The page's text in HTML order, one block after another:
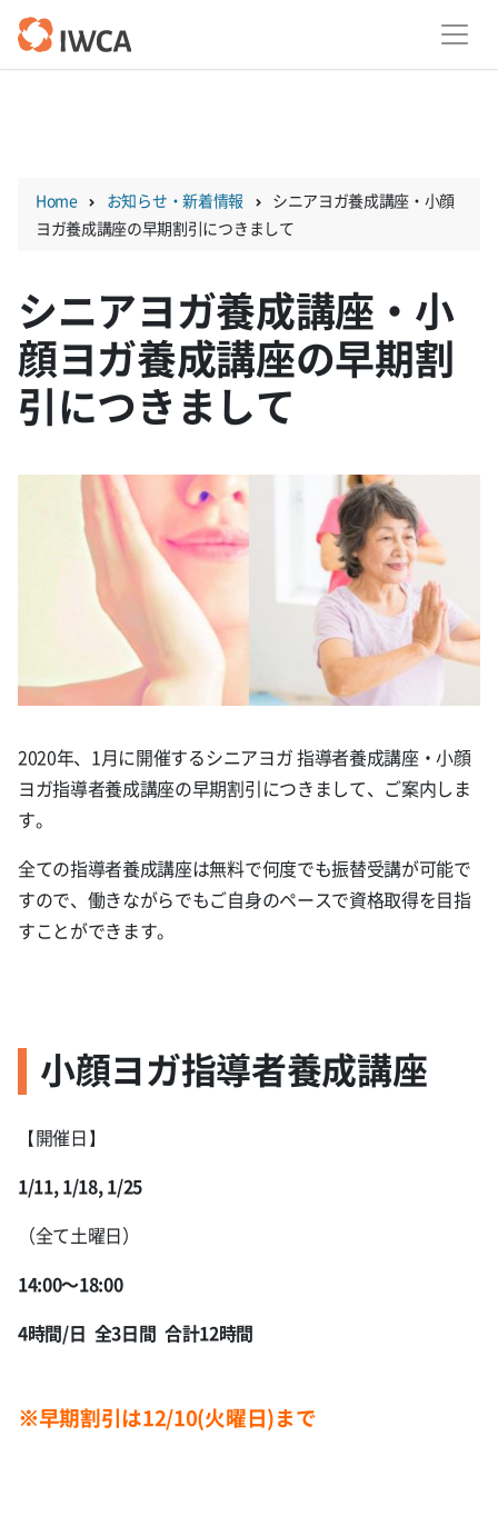
Home お知らせ・新着情報
シニアヨガ養成講座・小顔
ヨガ養成講座の早期割引につきまして
シニアヨガ養成講座・小
顔ヨガ養成講座の早期割
引につきまして
2020年、1月に開催するシニアヨガ 指導者養成講座・小顔
ヨガ指導者養成講座の早期割引につきまして、ご案内しま
す。
全ての指導者養成講座は無料で何度でも振替受講が可能で
すので、働きながらでもご自身のペースで資格取得を目指
すことができます。
小顔ヨガ指導者養成講座
【開催日】
1/11, 1/18, 1/25
（全て土曜日）
14:00〜18:00
4時間/日 全3日間 合計12時間
※早期割引は12/10(火曜日)まで